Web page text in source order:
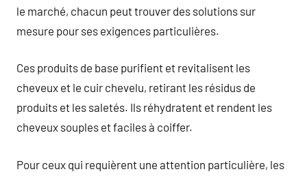
le marché, chacun peut trouver des solutions sur
mesure pour ses exigences particulières.
Ces produits de base purifient et revitalisent les
cheveux et le cuir chevelu, retirant les résidus de
produits et les saletés. Ils réhydratent et rendent les
cheveux souples et faciles à coiffer.
Pour ceux qui requièrent une attention particulière, les